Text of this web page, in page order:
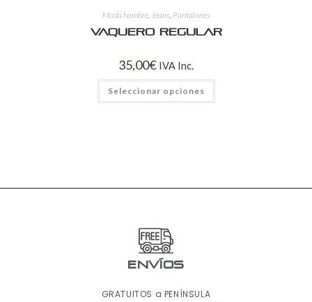
Moda hombre, Jeans Pantalones
Vaquero regular
35,00€ IVA Inc.
Seleccionar opciones
ENVÍOS
GRATUITOS a PENÍNSULA